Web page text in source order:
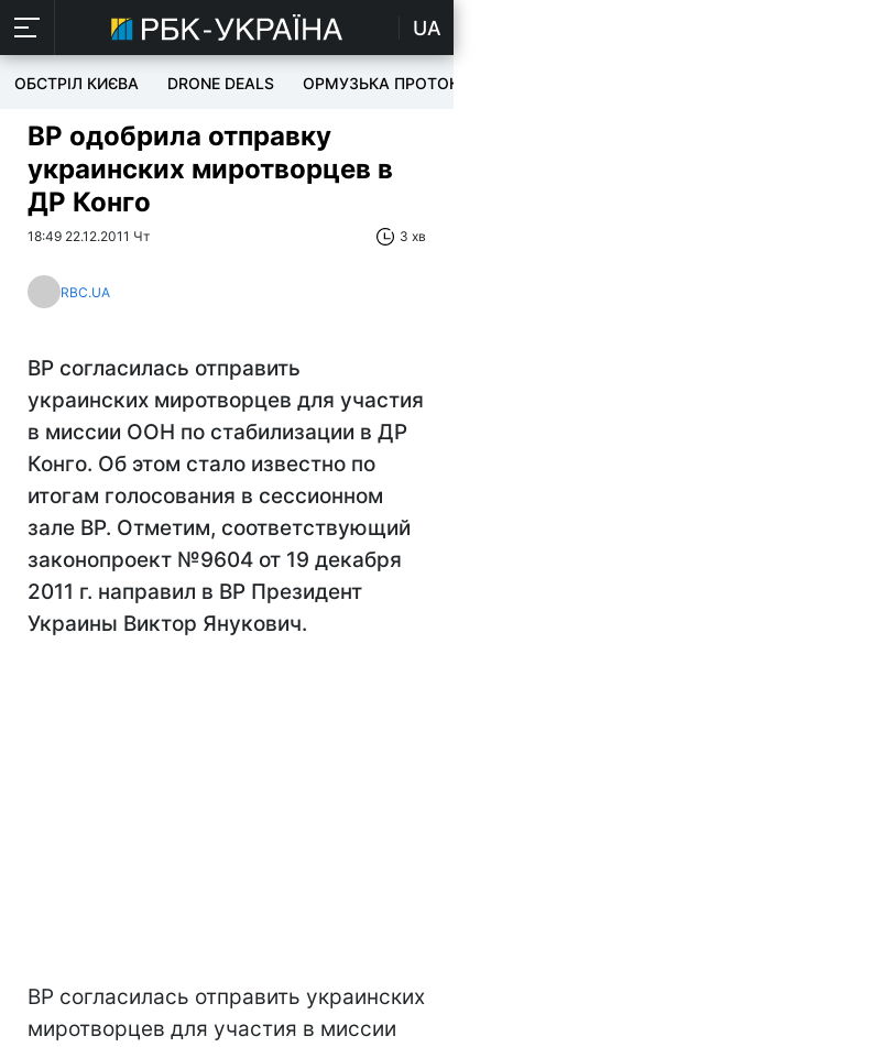
UA
ОБСТРІЛ КИЄВА DRONE DEALS ОРМУЗЬКА ПРОТОКА
ВР одобрила отправку
украинских миротворцев в
ДР Конго
18:49 22.12.2011 Чт 3 хв
RBC.UA
ВР согласилась отправить
украинских миротворцев для участия
в миссии ООН по стабилизации в ДР
Конго. Об этом стало известно по
итогам голосования в сессионном
зале ВР. Отметим, соответствующий
законопроект №9604 от 19 декабря
2011 г. направил в ВР Президент
Украины Виктор Янукович.
ВР согласилась отправить украинских
миротворцев для участия в миссии